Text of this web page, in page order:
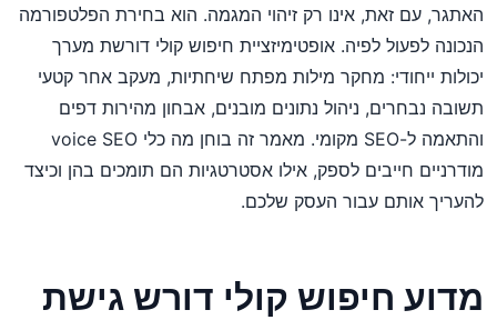
האתגר, עם זאת, אינו רק זיהוי המגמה. הוא בחירת הפלטפורמה
הנכונה לפעול לפיה. אופטימיזציית חיפוש קולי דורשת מערך
יכולות ייחודי: מחקר מילות מפתח שיחתיות, מעקב אחר קטעי
תשובה נבחרים, ניהול נתונים מובנים, אבחון מהירות דפים
והתאמה ל-SEO מקומי. מאמר זה בוחן מה כלי voice SEO
מודרניים חייבים לספק, אילו אסטרטגיות הם תומכים בהן וכיצד
להעריך אותם עבור העסק שלכם.
מדוע חיפוש קולי דורש גישת